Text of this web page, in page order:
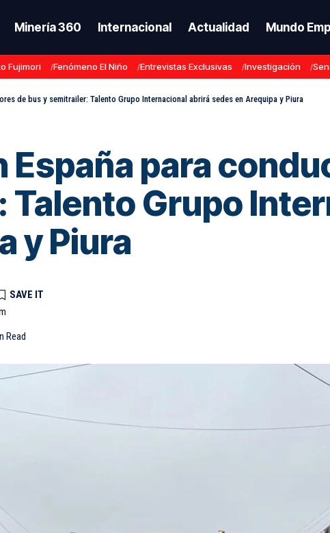
Minería 360 Internacional Actualidad Mundo
Fujimori Fenómeno El Niño Entrevistas Exclusivas Investigación
de bus y semitrailer: Talento Grupo Internacional abrirá sedes en Arequipa y Piura
España para
Grupo
y Piura
Read